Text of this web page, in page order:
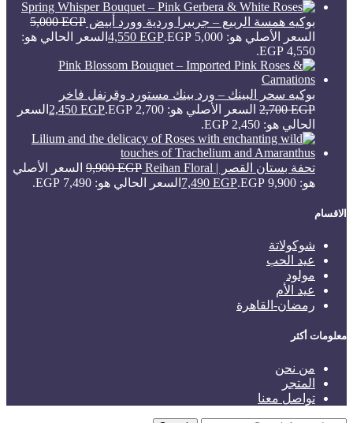
بوكيه همسة الربيع – جربيرا وردية وورد أبيض 5,000EGP
السعر الأصلي هو: 5,000 EGP.
4,550 EGP
السعر الحالي هو:
4,550 EGP.
بوكيه سحر البينك – ورد بينك مستورد وقرنفل فاخر
2,700EGP السعر الأصلي هو: 2,700 EGP. 2,450 EGP
السعر
الحالي هو: 2,450 EGP.
تحفة بستان القصر | Reihan Floral 9,900EGP
السعر الأصلي
هو: 9,900 EGP.
7,490 EGP السعر الحالي هو: 7,490 EGP.
الاقسام
شوكولاتة
عيد الحب
مولود
عيد الأم
رمضان-القاهرة
معلومات أكثر
من نحن
المتجر
تواصل معنا